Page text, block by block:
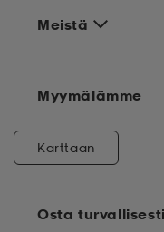
Meistä
Osta turvallisesti
Myymälämme
Karttaan